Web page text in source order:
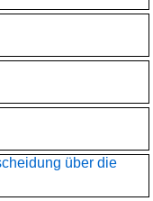
über die